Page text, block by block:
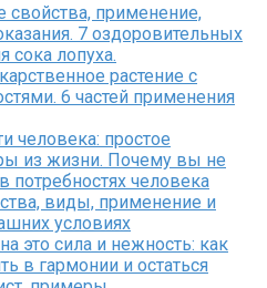
свойства, применение,
7 оздоровительных
сока лопуха.
растение с
6 частей применения
человека: простое
из жизни. Почему вы не
потребностях человека
виды, применение и
условиях
это сила и нежность: как
в гармонии и остаться